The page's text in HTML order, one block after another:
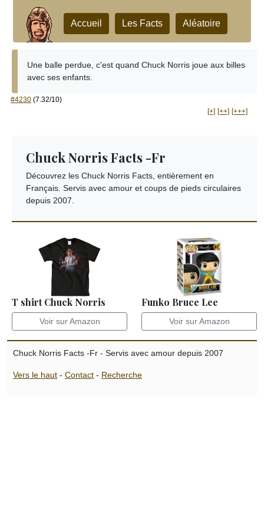
Accueil Les Facts Aléatoire
Une balle perdue, c'est quand Chuck Norris joue aux billes
avec ses enfants.
#4230 (7.32/10)
[+] [++] [+++]
Chuck Norris Facts -Fr
Découvrez les Chuck Norris Facts, entièrement en
Français. Servis avec amour et coups de pieds circulaires
depuis 2007.
T shirt Chuck Norris
Voir sur Amazon
Funko Bruce Lee
Voir sur Amazon
Chuck Norris Facts -Fr - Servis avec amour depuis 2007
Vers le haut - Contact - Recherche